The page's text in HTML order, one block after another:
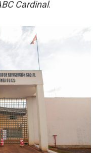
Cardinal.